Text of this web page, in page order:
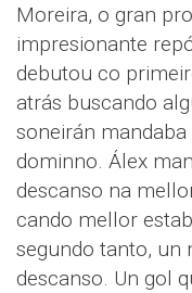
Moreira, o gran
impresionante
debutou co
atrás buscando
soneirán
dominno. Álex
descanso na
cando mellor
segundo tanto, un
descanso. Un gol